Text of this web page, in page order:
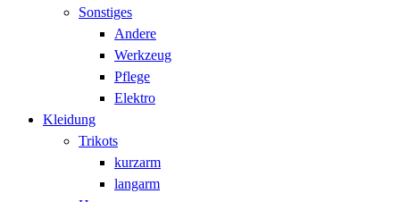
Sonstiges
Andere
Werkzeug
Pflege
Elektro
Kleidung
Trikots
kurzarm
langarm